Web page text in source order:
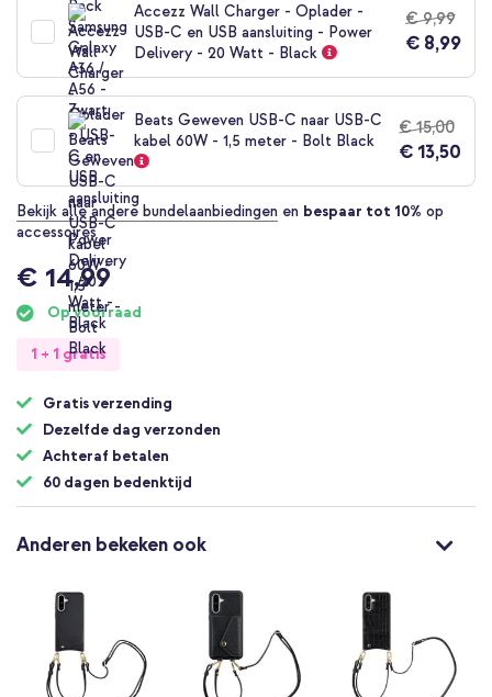
Accezz Wall Charger - Oplader -
USB-C en USB aansluiting - Power
Delivery - 20 Watt - Black
€ 9,99
€ 8,99
Beats Geweven USB-C naar USB-C
kabel 60W - 1,5 meter - Bolt Black
€ 15,00
€ 13,50
Bekijk alle andere bundelaanbiedingen en bespaar tot 10% op
accessoires
€ 14,99
Op voorraad
1 + 1 gratis
Gratis verzending
Dezelfde dag verzonden
Achteraf betalen
60 dagen bedenktijd
Anderen bekeken ook